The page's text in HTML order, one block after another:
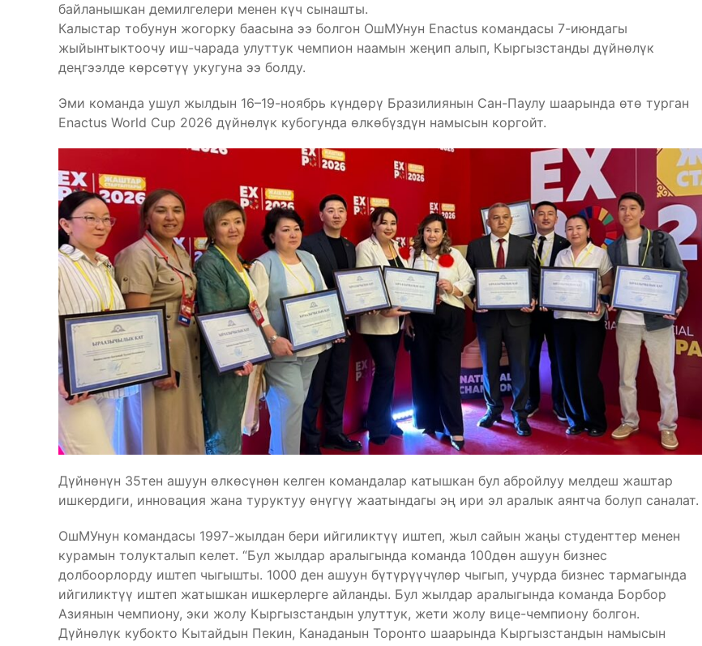
байланышкан демилгелери менен күч сынашты.
Калыстар тобунун жогорку баасына ээ болгон ОшМУнун Enactus командасы 7-июндагы
жыйынтыктоочу иш-чарада улуттук чемпион наамын жеңип алып, Кыргызстанды дүйнөлүк
деңгээлде көрсөтүү укугуна ээ болду.
Эми команда ушул жылдын 16–19-ноябрь күндөрү Бразилиянын Сан-Паулу шаарында өтө турган
Enactus World Cup 2026 дүйнөлүк кубогунда өлкөбүздүн намысын коргойт.
Дүйнөнүн 35тен ашуун өлкөсүнөн келген командалар катышкан бул абройлуу мелдеш жаштар
ишкердиги, инновация жана туруктуу өнүгүү жаатындагы эң ири эл аралык аянтча болуп саналат.
ОшМУнун командасы 1997-жылдан бери ийгиликтүү иштеп, жыл сайын жаңы студенттер менен
курамын толукталып келет. “Бул жылдар аралыгында команда 100дөн ашуун бизнес
долбоорлорду иштеп чыгышты. 1000 ден ашуун бүтүрүүчүлөр чыгып, учурда бизнес тармагында
ийгиликтүү иштеп жатышкан ишкерлерге айланды. Бул жылдар аралыгында команда Борбор
Азиянын чемпиону, эки жолу Кыргызстандын улуттук, жети жолу вице-чемпиону болгон.
Дүйнөлүк кубокто Кытайдын Пекин, Канаданын Торонто шаарында Кыргызстандын намысын